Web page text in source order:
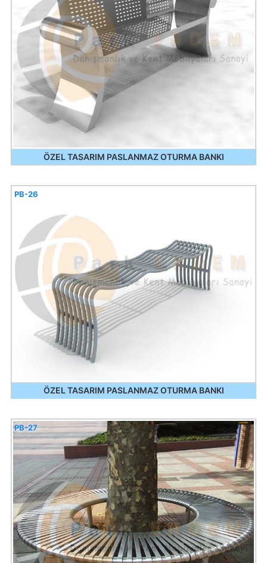
ÖZEL TASARIM PASLANMAZ OTURMA BANKI
ÖZEL TASARIM PASLANMAZ OTURMA BANKI
PB-26
PB-27